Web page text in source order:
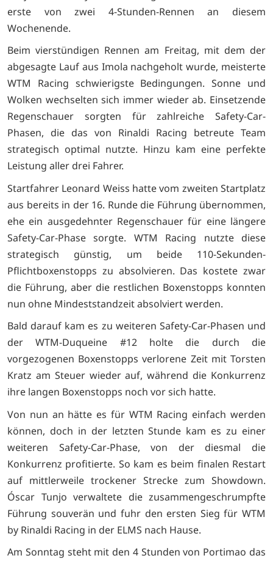
erste von zwei 4-Stunden-Rennen an diesem
Wochenende.
Beim vierstündigen Rennen am Freitag, mit dem der
abgesagte Lauf aus Imola nachgeholt wurde, meisterte
WTM Racing schwierigste Bedingungen. Sonne und
Wolken wechselten sich immer wieder ab. Einsetzende
Regenschauer sorgten für zahlreiche Safety-Car-
Phasen, die das von Rinaldi Racing betreute Team
strategisch optimal nutzte. Hinzu kam eine perfekte
Leistung aller drei Fahrer.
Startfahrer Leonard Weiss hatte vom zweiten Startplatz
aus bereits in der 16. Runde die Führung übernommen,
ehe ein ausgedehnter Regenschauer für eine längere
Safety-Car-Phase sorgte. WTM Racing nutzte diese
strategisch günstig, um beide 110-Sekunden-
Pflichtboxenstopps zu absolvieren. Das kostete zwar
die Führung, aber die restlichen Boxenstopps konnten
nun ohne Mindeststandzeit absolviert werden.
Bald darauf kam es zu weiteren Safety-Car-Phasen und
der WTM-Duqueine #12 holte die durch die
vorgezogenen Boxenstopps verlorene Zeit mit Torsten
Kratz am Steuer wieder auf, während die Konkurrenz
ihre langen Boxenstopps noch vor sich hatte.
Von nun an hätte es für WTM Racing einfach werden
können, doch in der letzten Stunde kam es zu einer
weiteren Safety-Car-Phase, von der diesmal die
Konkurrenz profitierte. So kam es beim finalen Restart
auf mittlerweile trockener Strecke zum Showdown.
Óscar Tunjo verwaltete die zusammengeschrumpfte
Führung souverän und fuhr den ersten Sieg für WTM
by Rinaldi Racing in der ELMS nach Hause.
Am Sonntag steht mit den 4 Stunden von Portimao das